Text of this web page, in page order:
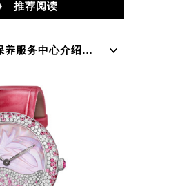
推荐阅读
雅典维修保养服务中心介绍 | UlysseNardin